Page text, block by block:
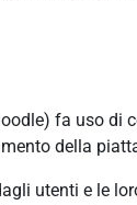
fa uso di
della
utenti e le